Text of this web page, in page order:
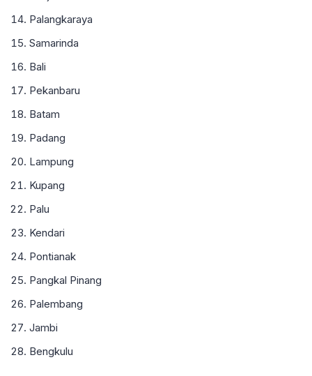
Palangkaraya
Samarinda
Bali
Pekanbaru
Batam
Padang
Lampung
Kupang
Palu
Kendari
Pontianak
Pangkal Pinang
Palembang
Jambi
Bengkulu